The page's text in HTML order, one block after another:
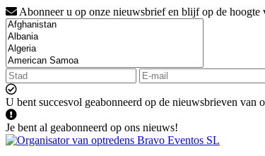
Abonneer u op onze nieuwsbrief en blijf op de hoogte
U bent succesvol geabonneerd op de nieuwsbrieven van
Je bent al geabonneerd op ons nieuws!